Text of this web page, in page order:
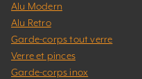
Alu Modern
Alu Retro
Garde-corps tout verre
Verre et pinces
Garde-corps inox